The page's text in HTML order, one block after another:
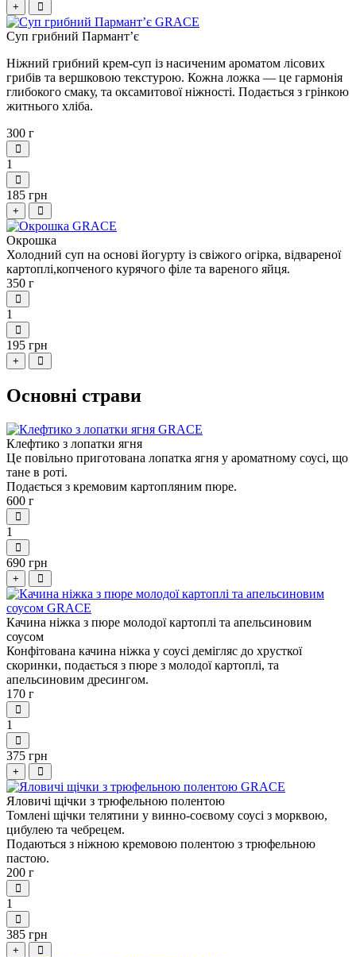
+
Суп грибний Пармантʼє
Ніжний грибний крем-суп із насиченим ароматом лісових
грибів та вершковою текстурою. Кожна ложка — це гармонія
глибокого смаку, та оксамитової ніжності. Подається з грінкою
житнього хліба.
300 г
1
185 грн
+
Окрошка
Холодний суп на основі йогурту із свіжого огірка, відвареної
картоплі,копченого курячого філе та вареного яйця.
350 г
1
195 грн
+
Основні страви
Клефтико з лопатки ягня
Це повільно приготована лопатка ягня у ароматному соусі, що
тане в роті.
Подається з кремовим картопляним пюре.
600 г
1
690 грн
+
Качина ніжка з пюре молодої картоплі та апельсиновим
соусом
Конфітована качина ніжка у соусі демігляс до хрусткої
скоринки, подається з пюре з молодої картоплі, та
апельсиновим дресингом.
170 г
1
375 грн
+
Яловичі щічки з трюфельною полентою
Томлені щічки телятини у винно-соєвому соусі з морквою,
цибулею та чебрецем.
Подаються з ніжною кремовою полентою з трюфельною
пастою.
200 г
1
385 грн
+